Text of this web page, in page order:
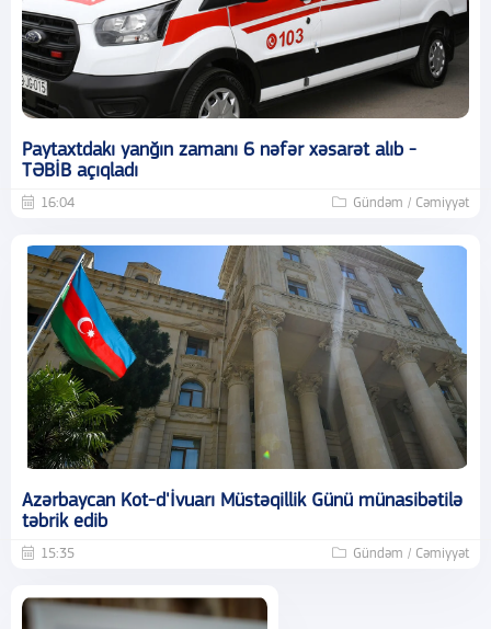
Paytaxtdakı yanğın zamanı 6 nəfər xəsarət alıb -
TƏBİB açıqladı
16:04 Gündəm / Cəmiyyət
Azərbaycan Kot-d'İvuarı Müstəqillik Günü münasibətilə
təbrik edib
15:35 Gündəm / Cəmiyyət